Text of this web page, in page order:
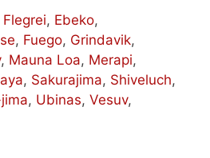
, Ebeko,
, Fuego, Grindavik,
, Mauna Loa, Merapi,
, Sakurajima, Shiveluch,
, Ubinas, Vesuv,